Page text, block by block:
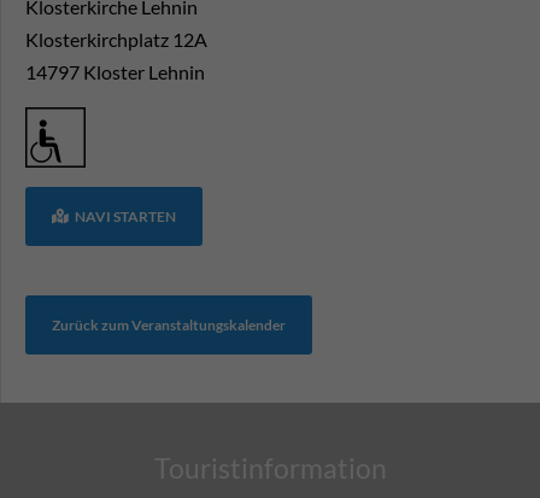
Klosterkirche Lehnin
Klosterkirchplatz 12A
14797 Kloster Lehnin
NAVI STARTEN
Zurück zum Veranstaltungskalender
Touristinformation